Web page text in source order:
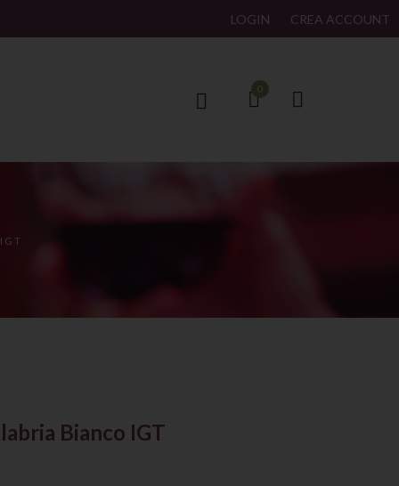
LOGIN CREA ACCOUNT
0
Bianco IGT